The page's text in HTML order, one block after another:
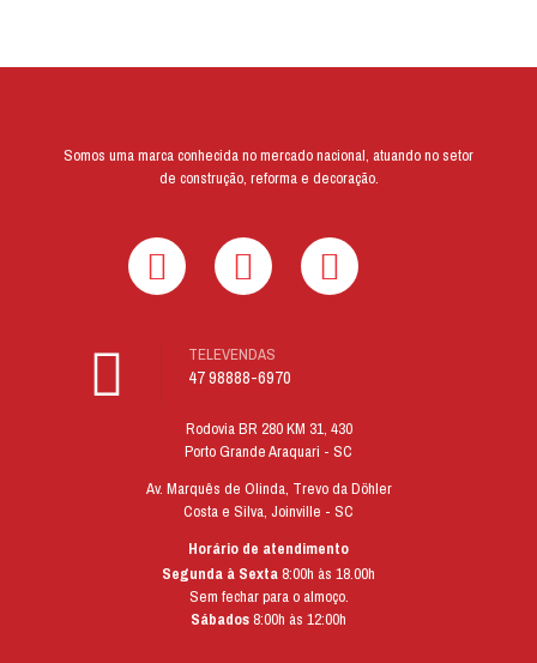
Somos uma marca conhecida no mercado nacional, atuando no setor
de construção, reforma e decoração.
47 98888-6970
TELEVENDAS
Rodovia BR 280 KM 31, 430
Porto Grande Araquari - SC
Av. Marquês de Olinda, Trevo da Döhler
Costa e Silva, Joinville - SC
Horário de atendimento
Segunda à Sexta8:00h às 18.00h
Sem fechar para o almoço.
Sábados8:00h às 12:00h